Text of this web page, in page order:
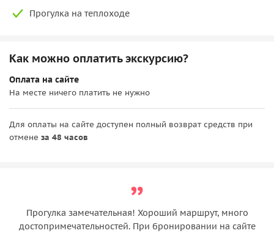
Прогулка на теплоходе
Как можно оплатить экскурсию?
Оплата на сайте
На месте ничего платить не нужно
Для оплаты на сайте доступен полный возврат средств при
отмене за 48 часов
Прогулка замечательная! Хороший маршрут, много
достопримечательностей. При бронировании на сайте